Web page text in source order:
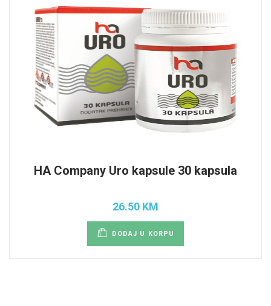
HA Company Uro kapsule 30 kapsula
26.50 KM
DODAJ U KORPU